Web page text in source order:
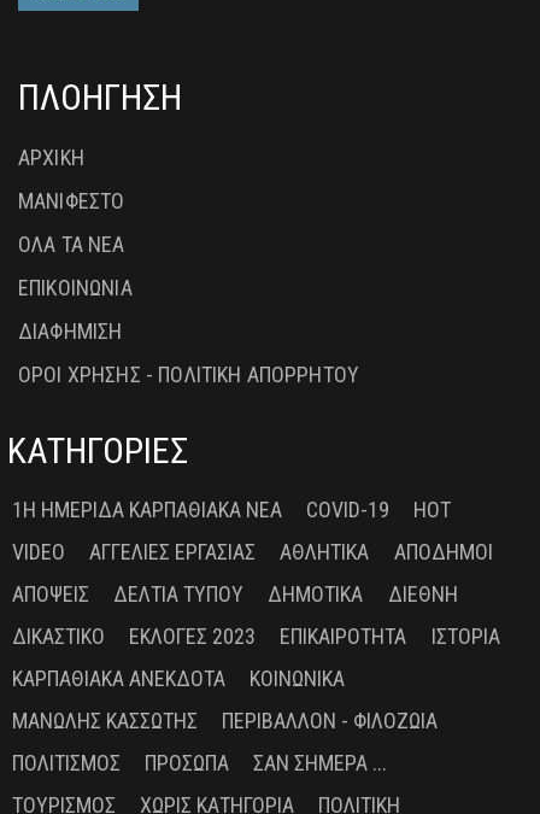
ΠΛΟΗΓΗΣΗ
ΑΡΧΙΚΗ
ΜΑΝΙΦΕΣΤΟ
ΟΛΑ ΤΑ ΝΕΑ
ΕΠΙΚΟΙΝΩΝΙΑ
ΔΙΑΦΗΜΙΣΗ
ΟΡΟΙ ΧΡΗΣΗΣ - ΠΟΛΙΤΙΚΗ ΑΠΟΡΡΗΤΟΥ
ΚΑΤΗΓΟΡΙΕΣ
1Η ΗΜΕΡΊΔΑ ΚΑΡΠΑΘΙΑΚΆ ΝΈΑ COVID-19
HOT
VIDEO
ΑΓΓΕΛΊΕΣ ΕΡΓΑΣΊΑΣ ΑΘΛΗΤΙΚΆ
ΑΠΌΔΗΜΟΙ
ΑΠΌΨΕΙΣ
ΔΕΛΤΊΑ ΤΎΠΟΥ ΔΗΜΟΤΙΚΆ
ΔΙΕΘΝΉ
ΔΙΚΑΣΤΙΚΌ
ΕΚΛΟΓΈΣ 2023 ΕΠΙΚΑΙΡΌΤΗΤΑ
ΙΣΤΟΡΊΑ
ΚΑΡΠΑΘΙΑΚΆ ΑΝΈΚΔΟΤΑ
ΚΟΙΝΩΝΙΚΆ
ΜΑΝΏΛΗΣ ΚΑΣΣΏΤΗΣ
ΠΕΡΙΒΆΛΛΟΝ - ΦΙΛΟΖΩΊΑ
ΠΟΛΙΤΙΣΜΌΣ
ΠΡΌΣΩΠΑ
ΣΑΝ ΣΉΜΕΡΑ ...
ΤΟΥΡΙΣΜΌΣ
ΧΩΡΊΣ ΚΑΤΗΓΟΡΊΑ ΠΟΛΙΤΙΚΉ